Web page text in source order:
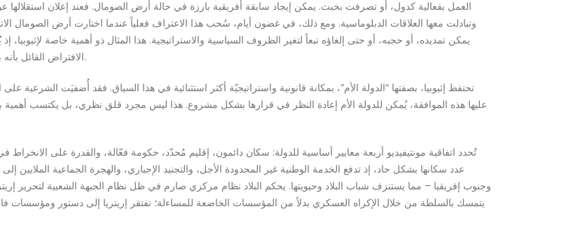
وتبادلت معها العلاقات الدبلوماسية. ومع ذلك، في غضون أيام، سُحب هذا الاعتراف فعلياً عندما اختارت أرض الصومال
يمكن تمديده، أو حجبه، أو حتى إلغاؤه تبعاً لتغير الظروف السياسية والاستراتيجية. هذا المثال ذو أهمية خاصة
الافتراض القائل بأنه بمجرد تمديده، يجب أن يستمر الاعتراف بغض النظر عن التطورات اللاحقة.
تحتفظ إثيوبيا، بصفتها “الدولة الأم”، بمكانة قانونية واستراتيجيّة أكثر استثنائية في هذا السياق. فقد أُضفيَت الشرعية
عليها هذه الموافقة، يُمكن للدولة الأم إعادة النظر في قرارها بشكل مشروع. هذا ليس مجرد قلق نظري، بل يكتسب أهمية
تُحدد اتفاقية مونتيفيديو أربعة معايير أساسية للدولة: سكان دائمون، إقليم مُحدّد، حكومة فعّالة، والقدرة على الانخراط
عدد سكانها بشكل حاد، إذ تدفع الخدمة الوطنية غير المحدودة الأجل، والتجنيد الإجباري، والهجرة الجماعية الملايين إلى
وجنوب إفريقيا – مما يستنزف شباب البلاد وحيويتها. يحكم البلاد نظام مركزي صارم في ظل نظام الجبهة الشعبية لتحرير